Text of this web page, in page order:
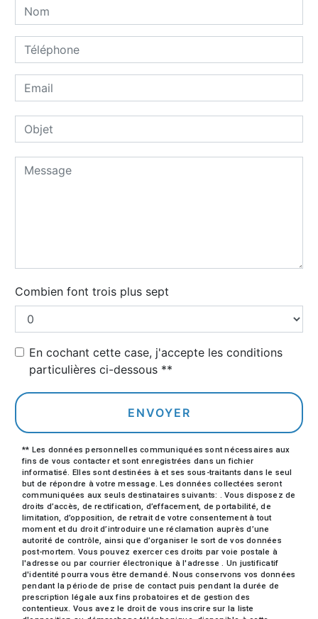
Combien font trois plus sept
En cochant cette case, j'accepte les conditions
particulières ci-dessous **
ENVOYER
** Les données personnelles communiquées sont nécessaires aux
fins de vous contacter et sont enregistrées dans un fichier
informatisé. Elles sont destinées à et ses sous-traitants dans le seul
but de répondre à votre message. Les données collectées seront
communiquées aux seuls destinataires suivants: . Vous disposez de
droits d’accès, de rectification, d’effacement, de portabilité, de
limitation, d’opposition, de retrait de votre consentement à tout
moment et du droit d’introduire une réclamation auprès d’une
autorité de contrôle, ainsi que d’organiser le sort de vos données
post-mortem. Vous pouvez exercer ces droits par voie postale à
l'adresse ou par courrier électronique à l'adresse . Un justificatif
d'identité pourra vous être demandé. Nous conservons vos données
pendant la période de prise de contact puis pendant la durée de
prescription légale aux fins probatoires et de gestion des
contentieux. Vous avez le droit de vous inscrire sur la liste